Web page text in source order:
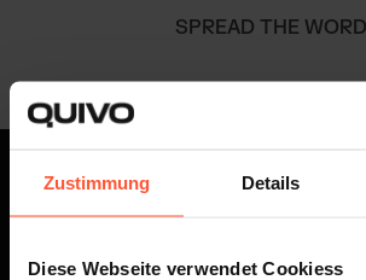
Zustimmung Details
Diese Webseite verwendet Cookiess
SPREAD THE WORD
BLOGARTIKEL
Tauche ein in die Welt des
Commerce Fulfillment